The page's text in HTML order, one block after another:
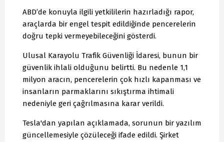
ABD’de konuyla ilgili yetkililerin hazırladığı rapor,
araçlarda bir engel tespit edildiğinde pencerelerin
doğru tepki vermeyebileceğini gösterdi.
Ulusal Karayolu Trafik Güvenliği İdaresi, bunun bir
güvenlik ihlali olduğunu belirtti. Bu nedenle 1,1
milyon aracın, pencerelerin çok hızlı kapanması ve
insanların parmaklarını sıkıştırma ihtimali
nedeniyle geri çağrılmasına karar verildi.
Tesla'dan yapılan açıklamada, sorunun bir yazılım
güncellemesiyle çözüleceği ifade edildi. Şirket